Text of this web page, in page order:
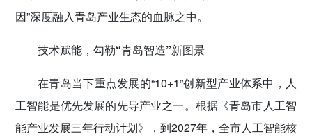
因”深度融入青岛产业生态的血脉之中。
技术赋能，勾勒“青岛智造”新图景
在青岛当下重点发展的“10+1”创新型产业体系中，人
工智能是优先发展的先导产业之一。根据《青岛市人工智
能产业发展三年行动计划》，到2027年，全市人工智能核